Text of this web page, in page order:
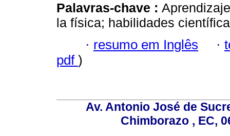
Palavras-chave :
la física; habilidades
· resumo em Inglês ·
pdf )
Av. Antonio José de
Chimborazo , EC,